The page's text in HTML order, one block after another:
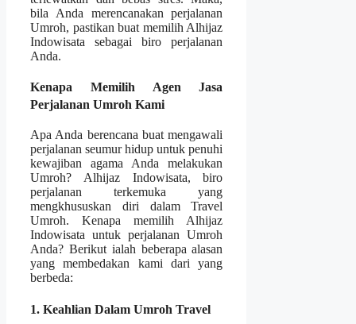
bila Anda merencanakan perjalanan
Umroh, pastikan buat memilih Alhijaz
Indowisata sebagai biro perjalanan
Anda.
Kenapa Memilih Agen Jasa
Perjalanan Umroh Kami
Apa Anda berencana buat mengawali
perjalanan seumur hidup untuk penuhi
kewajiban agama Anda melakukan
Umroh? Alhijaz Indowisata, biro
perjalanan terkemuka yang
mengkhususkan diri dalam Travel
Umroh. Kenapa memilih Alhijaz
Indowisata untuk perjalanan Umroh
Anda? Berikut ialah beberapa alasan
yang membedakan kami dari yang
berbeda:
1. Keahlian Dalam Umroh Travel